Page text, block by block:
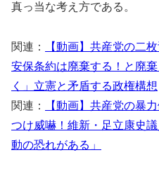
真っ当な考え方である。
関連：
【動画】共産党の二
安保条約は廃棄する！と廃
く」立憲と矛盾する政権構想
関連：
【動画】共産党の暴
つけ威嚇！維新・足立康史
動の恐れがある」